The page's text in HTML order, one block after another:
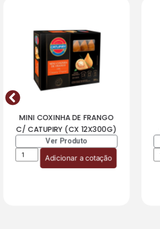
MINI COXINHA DE FRANGO
C/ CATUPIRY (CX 12X300G)
Ver Produto
Adicionar a cotação